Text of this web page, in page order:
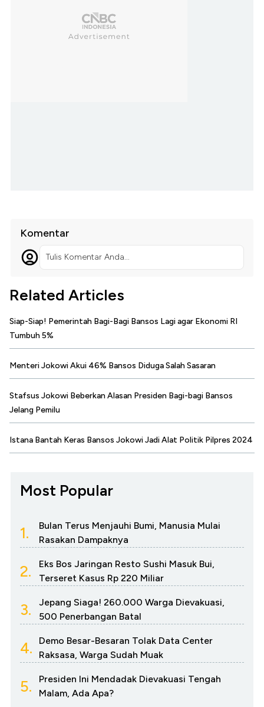
Komentar
Tulis Komentar Anda...
Related Articles
Siap-Siap! Pemerintah Bagi-Bagi Bansos Lagi agar Ekonomi RI
Tumbuh 5%
Menteri Jokowi Akui 46% Bansos Diduga Salah Sasaran
Stafsus Jokowi Beberkan Alasan Presiden Bagi-bagi Bansos
Jelang Pemilu
Istana Bantah Keras Bansos Jokowi Jadi Alat Politik Pilpres 2024
Most Popular
1.
Bulan Terus Menjauhi Bumi, Manusia Mulai
Rasakan Dampaknya
2.
Eks Bos Jaringan Resto Sushi Masuk Bui,
Terseret Kasus Rp 220 Miliar
3.
Jepang Siaga! 260.000 Warga Dievakuasi,
500 Penerbangan Batal
4.
Demo Besar-Besaran Tolak Data Center
Raksasa, Warga Sudah Muak
5.
Presiden Ini Mendadak Dievakuasi Tengah
Malam, Ada Apa?